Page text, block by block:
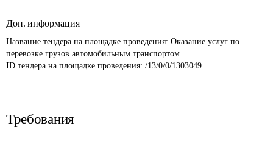
Доп. информация
Название тендера на площадке проведения: Оказание услуг по
перевозке грузов автомобильным транспортом
ID тендера на площадке проведения: /13/0/0/1303049
Требования